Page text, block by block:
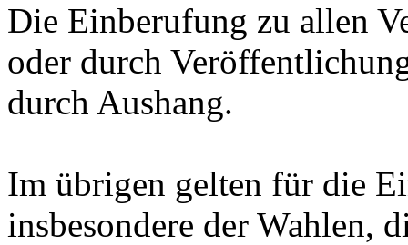
Die Einberufung zu allen
oder durch
durch Aushang.
Im übrigen gelten für die
insbesondere der Wahlen,